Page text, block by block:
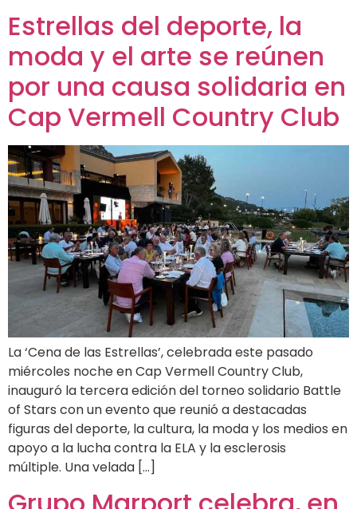
Estrellas del deporte, la
moda y el arte se reúnen
por una causa solidaria en
Cap Vermell Country Club
La ‘Cena de las Estrellas’, celebrada este pasado
miércoles noche en Cap Vermell Country Club,
inauguró la tercera edición del torneo solidario Battle
of Stars con un evento que reunió a destacadas
figuras del deporte, la cultura, la moda y los medios en
apoyo a la lucha contra la ELA y la esclerosis
múltiple. Una velada […]